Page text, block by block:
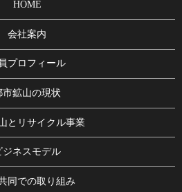
HOME
会社案内
プロフィール
市鉱山の現状
とリサイクル事業
ジネスモデル
同での取り組み